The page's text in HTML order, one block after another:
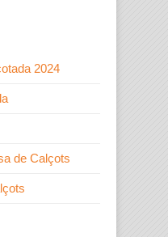
2024
de Calçots